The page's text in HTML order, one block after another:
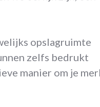
opslagruimte
zelfs bedrukt
manier om je